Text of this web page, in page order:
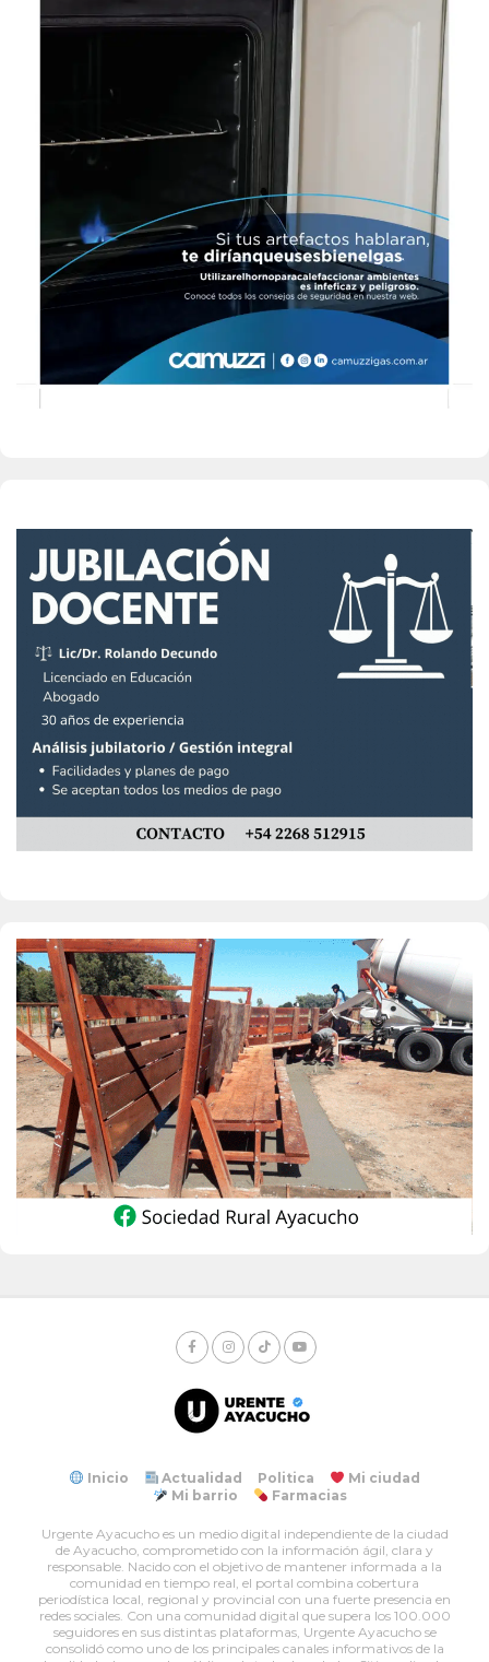
Inicio Actualidad Politica
Mi ciudad
Mi barrio
Farmacias
Urgente Ayacucho es un medio digital independiente de la ciudad
de Ayacucho, comprometido con la información ágil, clara y
responsable. Nacido con el objetivo de mantener informada a la
comunidad en tiempo real, el portal combina cobertura
periodística local, regional y provincial con una fuerte presencia en
redes sociales. Con una comunidad digital que supera los 100.000
seguidores en sus distintas plataformas, Urgente Ayacucho se
consolidó como uno de los principales canales informativos de la